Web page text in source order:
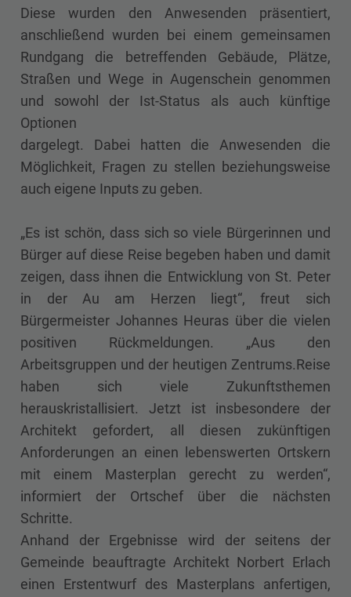
Diese wurden den Anwesenden präsentiert,
anschließend wurden bei einem gemeinsamen
Rundgang die betreffenden Gebäude, Plätze,
Straßen und Wege in Augenschein genommen
und sowohl der Ist-Status als auch künftige
Optionen
dargelegt. Dabei hatten die Anwesenden die
Möglichkeit, Fragen zu stellen beziehungsweise
auch eigene Inputs zu geben.
„Es ist schön, dass sich so viele Bürgerinnen und
Bürger auf diese Reise begeben haben und damit
zeigen, dass ihnen die Entwicklung von St. Peter
in der Au am Herzen liegt“, freut sich
Bürgermeister Johannes Heuras über die vielen
positiven Rückmeldungen. „Aus den
Arbeitsgruppen und der heutigen Zentrums.Reise
haben sich viele Zukunftsthemen
herauskristallisiert. Jetzt ist insbesondere der
Architekt gefordert, all diesen zukünftigen
Anforderungen an einen lebenswerten Ortskern
mit einem Masterplan gerecht zu werden“,
informiert der Ortschef über die nächsten
Schritte.
Anhand der Ergebnisse wird der seitens der
Gemeinde beauftragte Architekt Norbert Erlach
einen Erstentwurf des Masterplans anfertigen,